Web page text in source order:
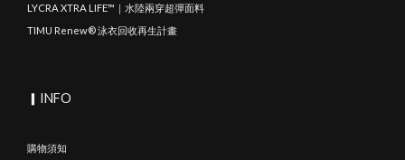
LYCRA XTRA LIFE™｜水陸兩穿超彈面料
TIMU Renew® 泳衣回收再生計畫
▎INFO
購物須知